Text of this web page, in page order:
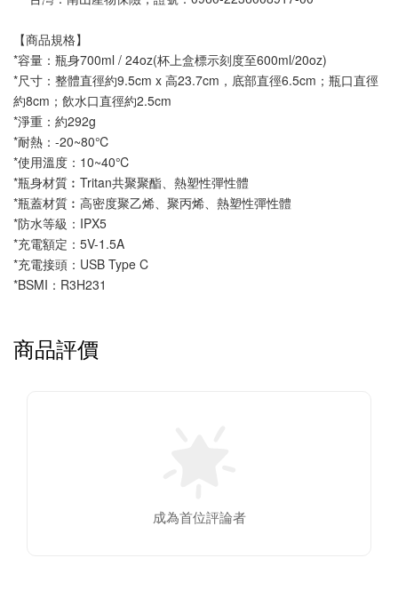
【商品規格】
*容量：瓶身700ml / 24oz(杯上盒標示刻度至600ml/20oz)
*尺寸：整體直徑約9.5cm x 高23.7cm，底部直徑6.5cm；瓶口直徑
約8cm；飲水口直徑約2.5cm
*淨重：約292g
*耐熱：-20~80℃
*使用溫度：10~40℃
*瓶身材質︰Tritan共聚聚酯、熱塑性彈性體
*瓶蓋材質︰高密度聚乙烯、聚丙烯、熱塑性彈性體
*防水等級：IPX5
*充電額定：5V-1.5A
*充電接頭：USB Type C
*BSMI：R3H231
商品評價
成為首位評論者